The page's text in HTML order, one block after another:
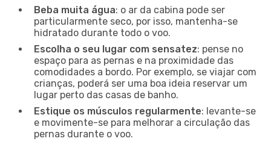
Beba muita água: o ar da cabina pode ser
particularmente seco, por isso, mantenha-se
hidratado durante todo o voo.
Escolha o seu lugar com sensatez: pense no
espaço para as pernas e na proximidade das
comodidades a bordo. Por exemplo, se viajar com
crianças, poderá ser uma boa ideia reservar um
lugar perto das casas de banho.
Estique os músculos regularmente: levante-se
e movimente-se para melhorar a circulação das
pernas durante o voo.